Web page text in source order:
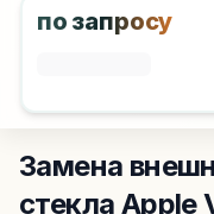
по запросу
Замена
стекла Apple